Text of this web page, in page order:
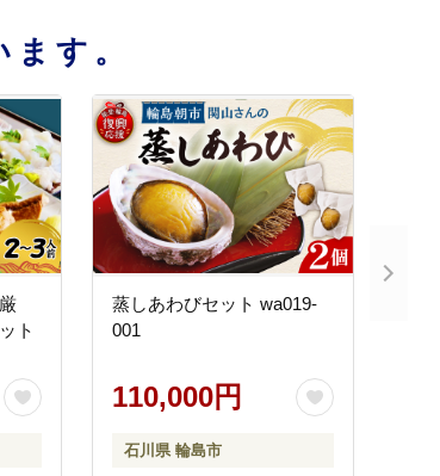
す。
ト
蒸しあわびセット wa019-
001
110,000円
石川県 輪島市